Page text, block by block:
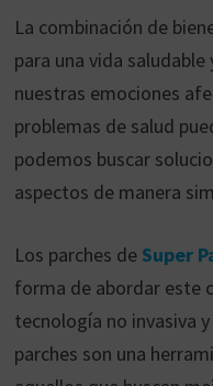
La combinación de
para una vida
nuestras emociones
problemas de salud
podemos buscar
aspectos de manera
Los parches de Super
forma de abordar este
tecnología no invasiva
parches son una